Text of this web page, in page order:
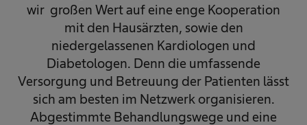
wir großen Wert auf eine enge Kooperation
mit den Hausärzten, sowie den
niedergelassenen Kardiologen und
Diabetologen. Denn die umfassende
Versorgung und Betreuung der Patienten lässt
sich am besten im Netzwerk organisieren.
Abgestimmte Behandlungswege und eine